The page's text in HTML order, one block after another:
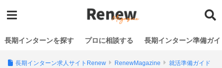
長期インターンを探す プロに相談する 長期インターン準備ガイ
長期インターン求人サイトRenew RenewMagazine
就活準備ガイド